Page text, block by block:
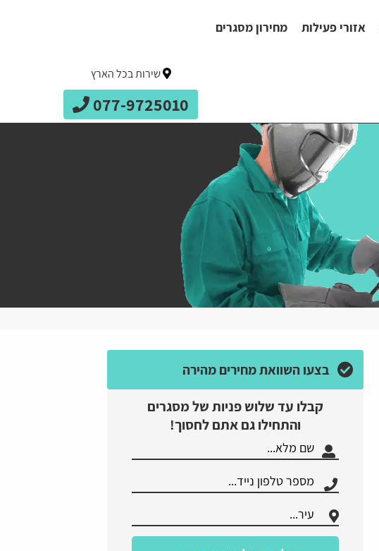
אזורי פעילות מחירון מסגרים
שירות בכל הארץ
077-9725010
בצעו השוואת מחירים מהירה
קבלו עד שלוש פניות של מסגרים
והתחילו גם אתם לחסוך!